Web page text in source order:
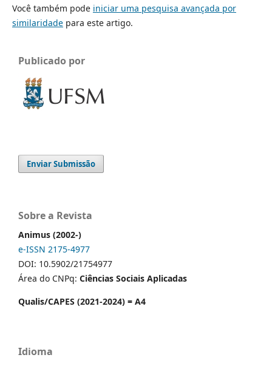
Você também pode iniciar uma pesquisa avançada por
similaridadepara este artigo.
Publicado por
Enviar Submissão
Sobre a Revista
Animus (2002-)
e-ISSN 2175-4977
DOI: 10.5902/21754977
Área do CNPq: Ciências Sociais Aplicadas
Qualis/CAPES (2021-2024) = A4
Idioma